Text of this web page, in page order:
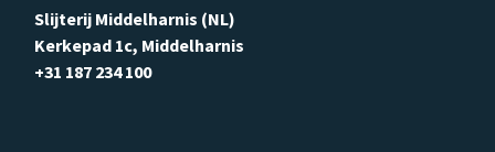
Slijterij Middelharnis (NL)
Kerkepad 1c, Middelharnis
+31 187 234 100